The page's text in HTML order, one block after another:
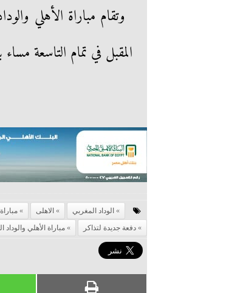
وتقام مباراة الأهلي
المقبل في تمام التاسعة
الوداد المغربي الاهلى
دفعة جديدة لتذاكر
مباراة الأهلي والوداد